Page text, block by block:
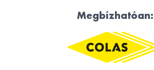
Megbízhatóan: